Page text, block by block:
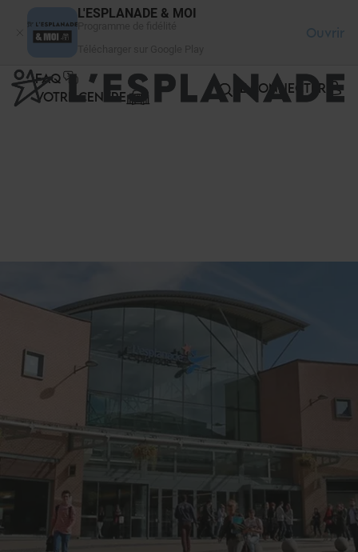
L'ESPLANADE & MOI
Ouvrir
FAQ
VOTRE CENTRE
SE CONNECTER
Panneau de gestion des cookies